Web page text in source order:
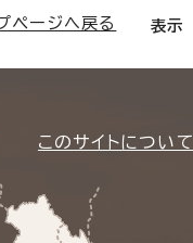
ページへ戻る 表示
このサイトについて